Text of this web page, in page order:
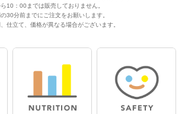
10：00までは販売しておりません。
30分前までにご注文をお願いします。
仕立て、価格が異なる場合がございます。